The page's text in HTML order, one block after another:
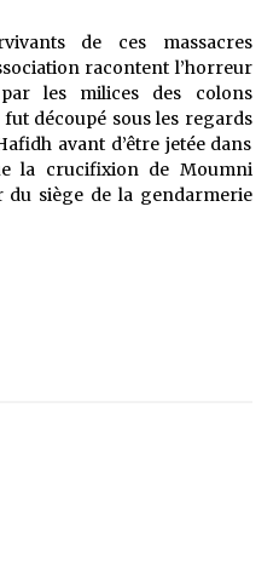
de ces massacres
racontent l’horreur
les milices des colons
découpé sous les regards
avant d’être jetée dans
la crucifixion de Moumni
du siège de la gendarmerie